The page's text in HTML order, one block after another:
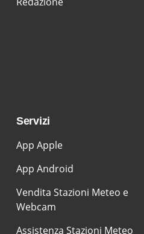
Servizi
App Apple
App Android
Vendita Stazioni Meteo e
Webcam
Assistenza Stazioni Meteo